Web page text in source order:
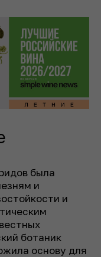
была
и
и
ботаник
основу для